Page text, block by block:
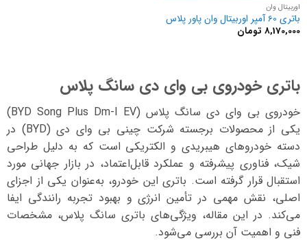
اوربیتال وان
باتری 60 آمپر اوربیتال وان پاور پلاس
8,170,000 تومان
باتری خودروی بی وای دی سانگ پلاس
خودروی بی وای دی سانگ پلاس (BYD Song Plus Dm-I EV)
یکی از محصولات برجسته شرکت چینی بی وای دی (BYD) در
دسته خودروهای هیبریدی و الکتریکی است که به دلیل طراحی
شیک، فناوری پیشرفته و عملکرد قابل‌اعتماد، در بازار جهانی مورد
استقبال قرار گرفته است. باتری این خودرو، به‌عنوان یکی از اجزای
اصلی، نقش مهمی در تأمین انرژی و بهبود تجربه رانندگی ایفا
می‌کند. در این مقاله، ویژگی‌های باتری سانگ پلاس، مشخصات
فنی و اهمیت آن بررسی می‌شود.